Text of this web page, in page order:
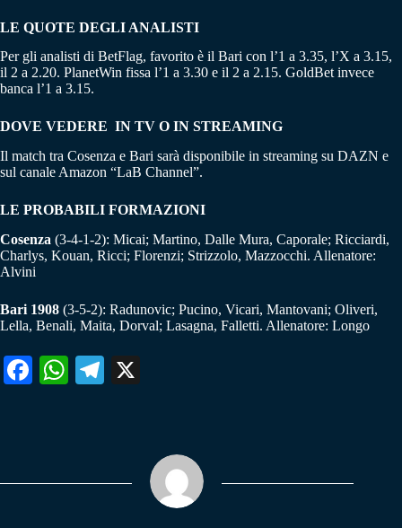
LE QUOTE DEGLI ANALISTI
Per gli analisti di BetFlag, favorito è il Bari con l’1 a 3.35, l’X a 3.15,
il 2 a 2.20. PlanetWin fissa l’1 a 3.30 e il 2 a 2.15. GoldBet invece
banca l’1 a 3.15.
DOVE VEDERE IN TV O IN STREAMING
Il match tra Cosenza e Bari sarà disponibile in streaming su DAZN e
sul canale Amazon “LaB Channel”.
LE PROBABILI FORMAZIONI
Cosenza (3-4-1-2): Micai; Martino, Dalle Mura, Caporale; Ricciardi,
Charlys, Kouan, Ricci; Florenzi; Strizzolo, Mazzocchi. Allenatore:
Alvini
Bari 1908 (3-5-2): Radunovic; Pucino, Vicari, Mantovani; Oliveri,
Lella, Benali, Maita, Dorval; Lasagna, Falletti. Allenatore: Longo
Fa W
pp
Te
m